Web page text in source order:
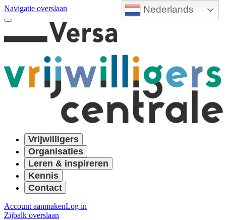
Nederlands
Navigatie overslaan
Vrijwilligers
Organisaties
Leren & inspireren
Kennis
Contact
Account aanmakenLog in
Zijbalk overslaan